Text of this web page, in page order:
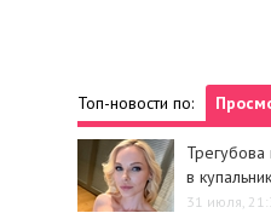
Топ-новости по:
в
31 июля,